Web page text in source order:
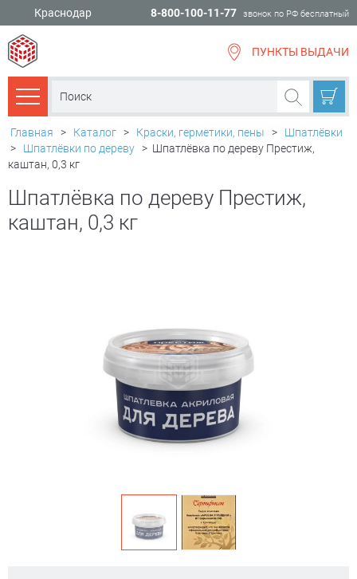
Краснодар 8-800-100-11-77 звонок по РФ бесплатный
ПУНКТЫ ВЫДАЧИ
Каталог товаров
Главная > Каталог > Краски, герметики, пены >
Шпатлёвки
>
Шпатлёвки по дереву > Шпатлёвка по дереву Престиж,
каштан, 0,3 кг
Шпатлёвка по дереву Престиж,
каштан, 0,3 кг